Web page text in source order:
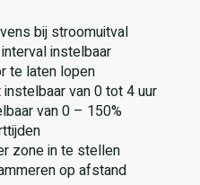
bij stroomuitval
instelbaar
te laten lopen
van 0 tot 4 uur
van 0 – 150%
zone in te stellen
op afstand